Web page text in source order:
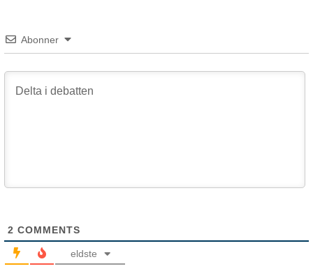
Abonner
2 COMMENTS
eldste